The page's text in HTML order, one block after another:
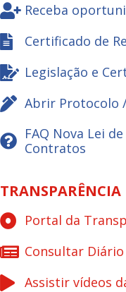
Receba
Certificado de
Legislação e
Abrir Protocolo
FAQ Nova Lei
Contratos
TRANSPARÊNCIA
Portal da
Consultar
Assistir vídeos